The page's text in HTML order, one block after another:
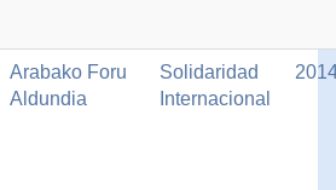
Arabako Foru
Aldundia
Solidaridad
Internacional